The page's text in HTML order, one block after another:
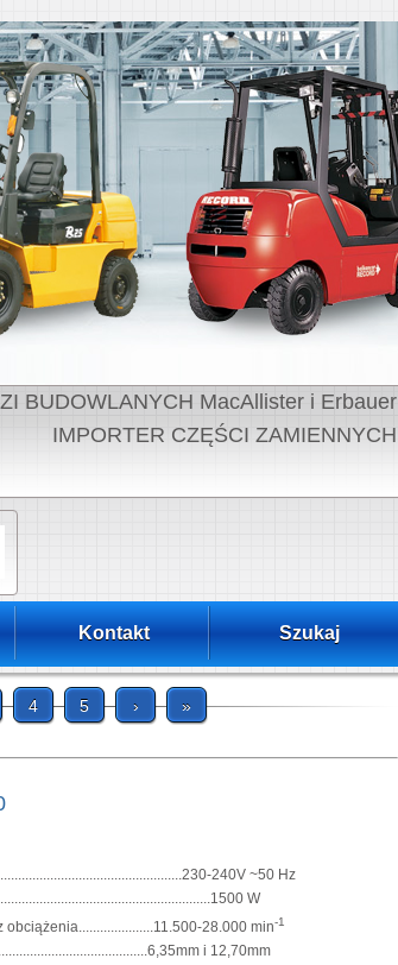
BUDOWLANYCH MacAllister i Erbauer
IMPORTER CZĘŚCI ZAMIENNYCH
Kontakt Szukaj
4 5 › »
240V ~50 Hz
W
28.000 min-1
i 12,70mm